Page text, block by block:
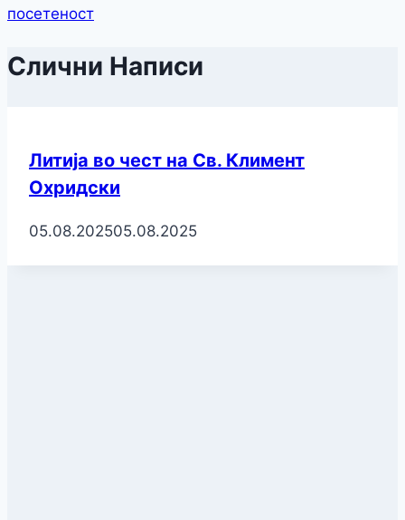
посетеност
Слични Написи
Литија во чест на Св. Климент
Охридски
05.08.202505.08.2025